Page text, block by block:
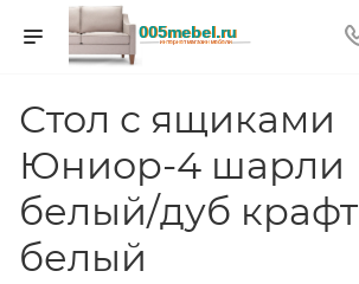
Стол с ящиками
Юниор-4 шарли
белый/дуб крафт
белый